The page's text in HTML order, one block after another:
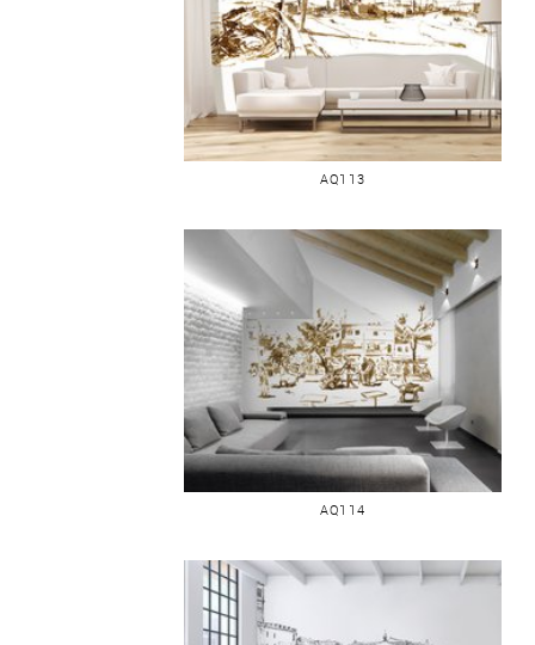
PHARE
AQ113
LE CHIEN
AQ114